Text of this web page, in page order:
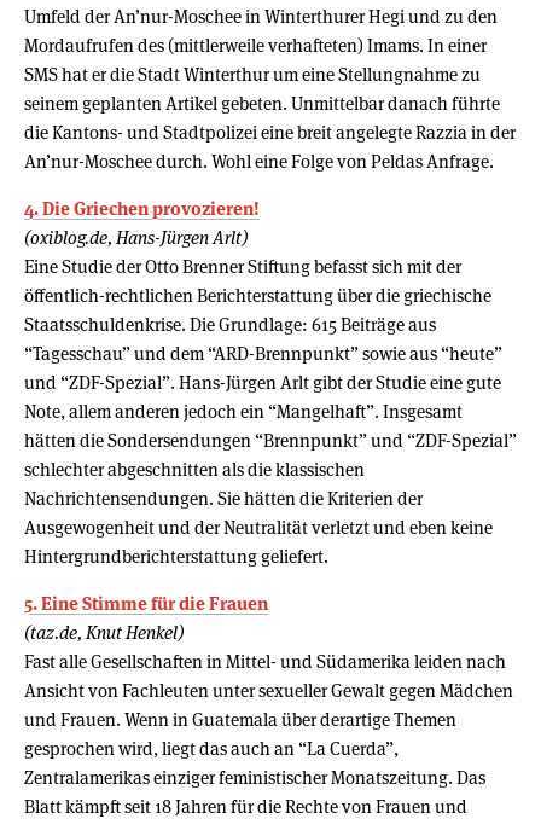
Umfeld der An’nur-Moschee in Winterthurer Hegi und zu den
Mordaufrufen des (mittlerweile verhafteten) Imams. In einer
SMS hat er die Stadt Winterthur um eine Stellungnahme zu
seinem geplanten Artikel gebeten. Unmittelbar danach führte
die Kantons- und Stadtpolizei eine breit angelegte Razzia in der
An’nur-Moschee durch. Wohl eine Folge von Peldas Anfrage.
4. Die Griechen provozieren!
(oxiblog.de, Hans-Jürgen Arlt)
Eine Studie der Otto Brenner Stiftung befasst sich mit der
öffentlich-rechtlichen Berichterstattung über die griechische
Staatsschuldenkrise. Die Grundlage: 615 Beiträge aus
“Tagesschau” und dem “ARD-Brennpunkt” sowie aus “heute”
und “ZDF-Spezial”. Hans-Jürgen Arlt gibt der Studie eine gute
Note, allem anderen jedoch ein “Mangelhaft”. Insgesamt
hätten die Sondersendungen “Brennpunkt” und “ZDF-Spezial”
schlechter abgeschnitten als die klassischen
Nachrichtensendungen. Sie hätten die Kriterien der
Ausgewogenheit und der Neutralität verletzt und eben keine
Hintergrundberichterstattung geliefert.
5. Eine Stimme für die Frauen
(taz.de, Knut Henkel)
Fast alle Gesellschaften in Mittel- und Südamerika leiden nach
Ansicht von Fachleuten unter sexueller Gewalt gegen Mädchen
und Frauen. Wenn in Guatemala über derartige Themen
gesprochen wird, liegt das auch an “La Cuerda”,
Zentralamerikas einziger feministischer Monatszeitung. Das
Blatt kämpft seit 18 Jahren für die Rechte von Frauen und